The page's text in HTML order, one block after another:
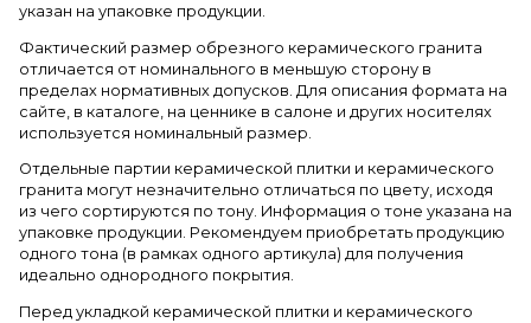
указан на упаковке продукции.
Фактический размер обрезного керамического гранита
отличается от номинального в меньшую сторону в
пределах нормативных допусков. Для описания формата на
сайте, в каталоге, на ценнике в салоне и других носителях
используется номинальный размер.
Отдельные партии керамической плитки и керамического
гранита могут незначительно отличаться по цвету, исходя
из чего сортируются по тону. Информация о тоне указана на
упаковке продукции. Рекомендуем приобретать продукцию
одного тона (в рамках одного артикула) для получения
идеально однородного покрытия.
Перед укладкой керамической плитки и керамического